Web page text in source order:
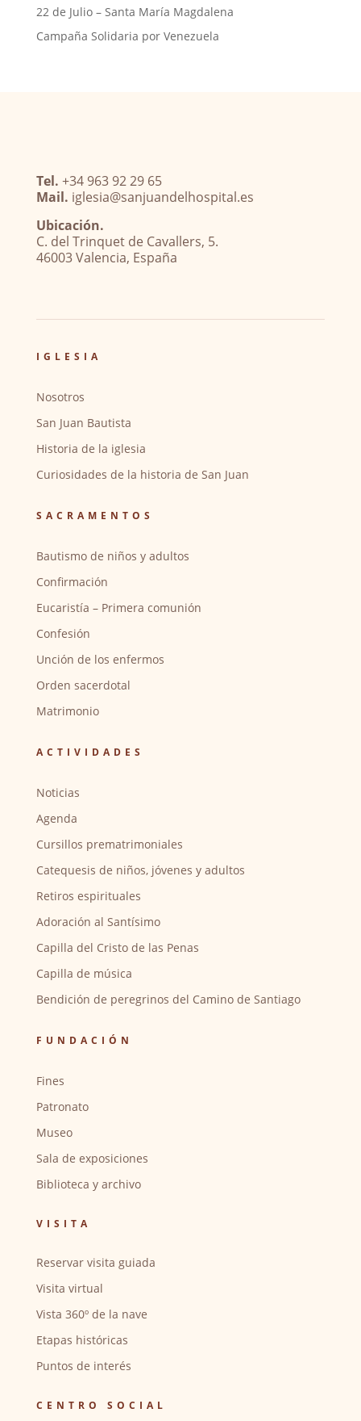
22 de Julio – Santa María Magdalena
Campaña Solidaria por Venezuela
Tel. +34 963 92 29 65
Mail. iglesia@sanjuandelhospital.es
Ubicación.
C. del Trinquet de Cavallers, 5.
46003 Valencia, España
IGLESIA
Nosotros
San Juan Bautista
Historia de la iglesia
Curiosidades de la historia de San Juan
SACRAMENTOS
Bautismo de niños y adultos
Confirmación
Eucaristía – Primera comunión
Confesión
Unción de los enfermos
Orden sacerdotal
Matrimonio
ACTIVIDADES
Noticias
Agenda
Cursillos prematrimoniales
Catequesis de niños, jóvenes y adultos
Retiros espirituales
Adoración al Santísimo
Capilla del Cristo de las Penas
Capilla de música
Bendición de peregrinos del Camino de Santiago
FUNDACIÓN
Fines
Patronato
Museo
Sala de exposiciones
Biblioteca y archivo
VISITA
Reservar visita guiada
Visita virtual
Vista 360º de la nave
Etapas históricas
Puntos de interés
CENTRO SOCIAL